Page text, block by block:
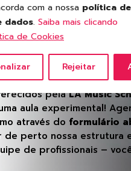
com a nossa política
dados. Saiba mais clicando
de Cookies
Rejeitar
umaaula
forma de você atestar a
pelaLA Music
aula experimental!
através do formulário
de perto nossa estrutura
de profissionais –